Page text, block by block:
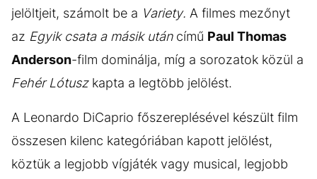
jelöltjeit, számolt be a Variety. A filmes mezőnyt
az Egyik csata a másik utáncímű Paul Thomas
Anderson-film dominálja, míg a sorozatok közül a
Fehér Lótuszkapta a legtöbb jelölést.
A Leonardo DiCaprio főszereplésével készült film
összesen kilenc kategóriában kapott jelölést,
köztük a legjobb vígjáték vagy musical, legjobb